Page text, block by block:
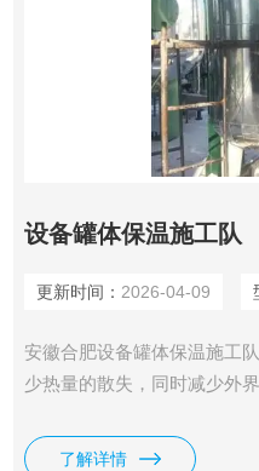
设备罐体保温施工队
更新时间： 2026-04-09
安徽合肥设备罐体保温施工
少热量的散失，同时减少外
经济效益。
了解详情